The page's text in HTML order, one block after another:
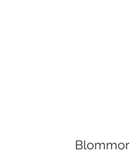
Blommor